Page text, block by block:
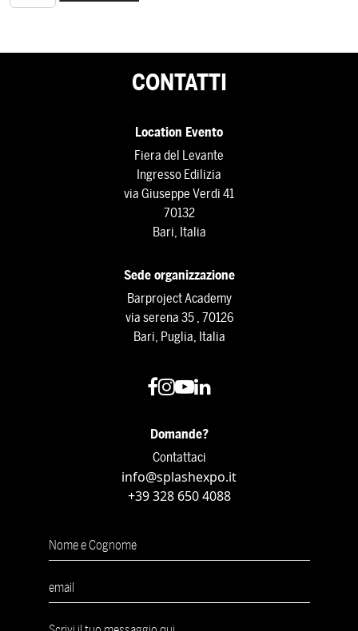
CONTATTI
Location Evento
Fiera del Levante
Ingresso Edilizia
via Giuseppe Verdi 41
70132
Bari, Italia
Sede organizzazione
Barproject Academy
via serena 35 , 70126
Bari, Puglia, Italia
Domande?
Contattaci
info@splashexpo.it
+39 328 650 4088